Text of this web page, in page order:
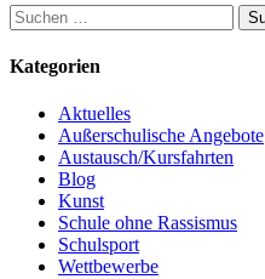
Kategorien
Aktuelles
Außerschulische Angebote
Austausch/Kursfahrten
Blog
Kunst
Schule ohne Rassismus
Schulsport
Wettbewerbe